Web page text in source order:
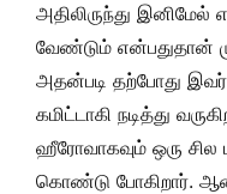
அதிலிருந்து இனிமேல்
வேண்டும் என்பதுதான்
அதன்படி தற்போது
கமிட்டாகி நடித்து
ஹீரோவாகவும் ஒரு
கொண்டு போகிறார்.